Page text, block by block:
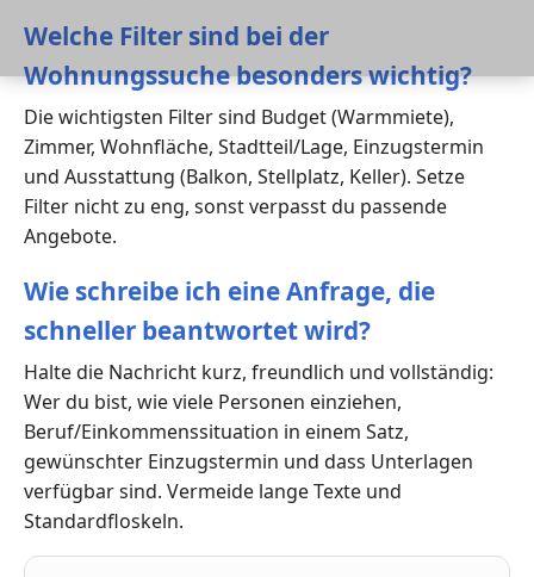
Welche Filter sind bei der
Wohnungssuche besonders wichtig?
Die wichtigsten Filter sind Budget (Warmmiete),
Zimmer, Wohnfläche, Stadtteil/Lage, Einzugstermin
und Ausstattung (Balkon, Stellplatz, Keller). Setze
Filter nicht zu eng, sonst verpasst du passende
Angebote.
Wie schreibe ich eine Anfrage, die
schneller beantwortet wird?
Halte die Nachricht kurz, freundlich und vollständig:
Wer du bist, wie viele Personen einziehen,
Beruf/Einkommenssituation in einem Satz,
gewünschter Einzugstermin und dass Unterlagen
verfügbar sind. Vermeide lange Texte und
Standardfloskeln.